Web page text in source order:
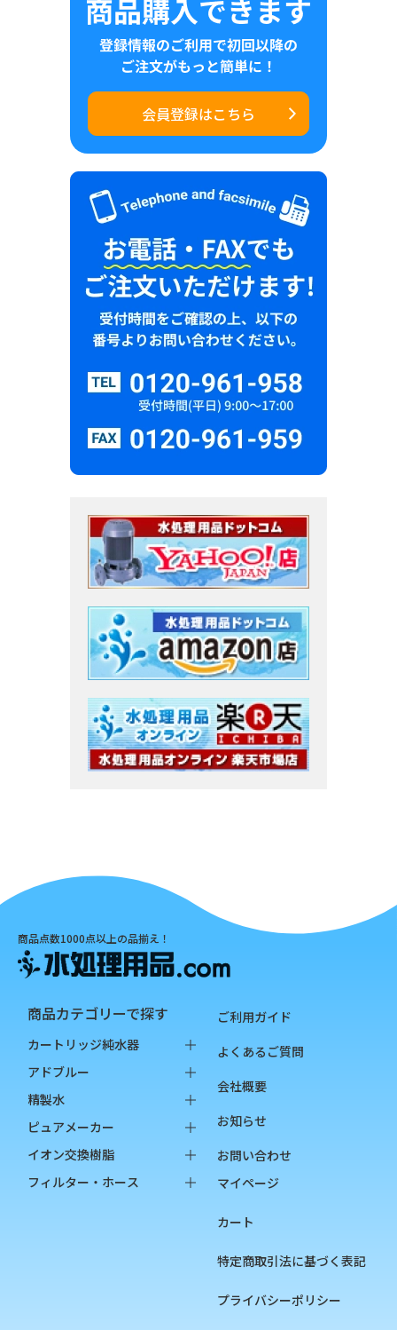
会員登録はこちら
商品点数1000点以上の品揃え！
商品カテゴリーで探す
カートリッジ純水器
純水器本体
オプション品
消耗品
アドブルー
バッグインボックス
ペットボトル
精製水
バッグインボックス
ペットボトル
オプション品
ピュアメーカー
本体
カートリッジ
イオン交換樹脂
純水用イオン交換樹脂
フィルター・ホース
ご利用ガイド
よくあるご質問
会社概要
お知らせ
お問い合わせ
マイページ
カート
特定商取引法に基づく表記
プライバシーポリシー